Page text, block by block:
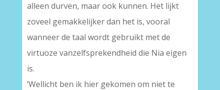
alleen durven, maar ook kunnen. Het lijkt
zoveel gemakkelijker dan het is, vooral
wanneer de taal wordt gebruikt met de
virtuoze vanzelfsprekendheid die Nia eigen
is.
‘Wellicht ben ik hier gekomen om niet te